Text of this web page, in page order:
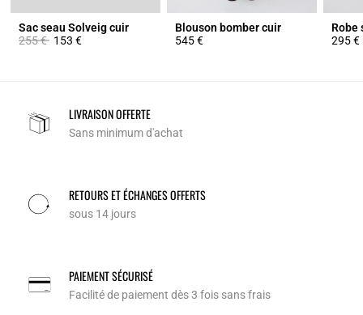
Sac seau Solveig cuir
Prix réduit à partir de
255 €à153 €
Blouson bomber cuir
545 €
Robe
295 €
LIVRAISON OFFERTE
Sans minimum d'achat
RETOURS ET ÉCHANGES OFFERTS
sous 14 jours
PAIEMENT SÉCURISÉ
Facilité de paiement dès 3 fois sans frais